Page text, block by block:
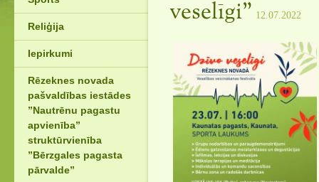
Reliģija
Iepirkumi
Rēzeknes novada
pašvaldības iestādes
”Nautrēnu pagastu
apvienība”
struktūrvienība
”Bērzgales pagasta
pārvalde”
veselīgi” 12.07.2022